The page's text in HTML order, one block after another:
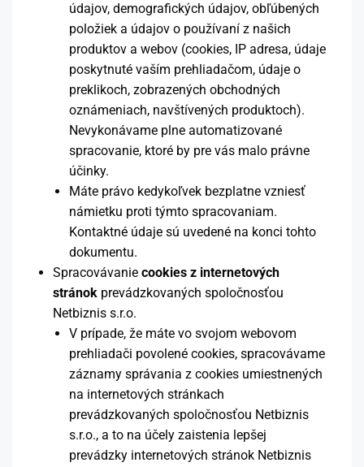
údajov, demografických údajov, obľúbených
položiek a údajov o používaní z našich
produktov a webov (cookies, IP adresa, údaje
poskytnuté vaším prehliadačom, údaje o
preklikoch, zobrazených obchodných
oznámeniach, navštívených produktoch).
Nevykonávame plne automatizované
spracovanie, ktoré by pre vás malo právne
účinky.
Máte právo kedykoľvek bezplatne vzniesť
námietku proti týmto spracovaniam.
Kontaktné údaje sú uvedené na konci tohto
dokumentu.
Spracovávanie cookies z internetových
stránok prevádzkovaných spoločnosťou
Netbiznis s.r.o.
V prípade, že máte vo svojom webovom
prehliadači povolené cookies, spracovávame
záznamy správania z cookies umiestnených
na internetových stránkach
prevádzkovaných spoločnosťou Netbiznis
s.r.o., a to na účely zaistenia lepšej
prevádzky internetových stránok Netbiznis